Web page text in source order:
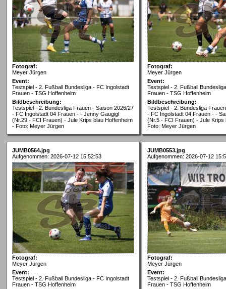
Fotograf:
Meyer Jürgen
Event:
Testspiel - 2. Fußball Bundesliga - FC Ingolstadt
Frauen - TSG Hoffenheim
Bildbeschreibung:
Testspiel - 2. Bundesliga Frauen - Saison 2026/27
- FC Ingolstadt 04 Frauen - - Jenny Gaugigl
(Nr.29 - FCI Frauen) - Jule Krips blau Hoffenheim
- Foto: Meyer Jürgen
Fotograf:
Meyer Jürgen
Event:
Testspiel - 2. Fußball
Frauen - TSG Hoffenheim
Bildbeschreibung:
Testspiel - 2. Bundesliga
- FC Ingolstadt 04 Frauen - -
(Nr.5 - FCI Frauen) - Jule Krips
Foto: Meyer Jürgen
JUMB0564.jpg
Aufgenommen: 2026-07-12 15:52:53
Fotograf:
Meyer Jürgen
Event:
Testspiel - 2. Fußball Bundesliga - FC Ingolstadt
Frauen - TSG Hoffenheim
JUMB0553.jpg
Aufgenommen: 2026-07-12
Fotograf:
Meyer Jürgen
Event:
Testspiel - 2. Fußball
Frauen - TSG Hoffenheim